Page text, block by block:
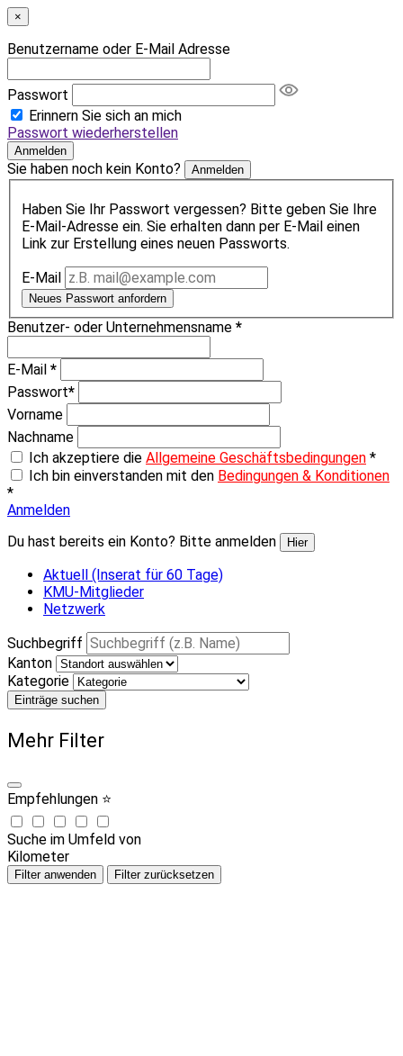
×
Benutzername oder E-Mail Adresse
Passwort
Erinnern Sie sich an mich
Passwort wiederherstellen
Anmelden
Sie haben noch kein Konto? Anmelden
Haben Sie Ihr Passwort vergessen? Bitte geben Sie Ihre
E-Mail-Adresse ein. Sie erhalten dann per E-Mail einen
Link zur Erstellung eines neuen Passworts.
E-Mail
Neues Passwort anfordern
Benutzer- oder Unternehmensname *
E-Mail *
Passwort*
Vorname
Nachname
Ich akzeptiere die Allgemeine Geschäftsbedingungen *
Ich bin einverstanden mit den Bedingungen & Konditionen
*
Anmelden
Du hast bereits ein Konto? Bitte anmelden
Hier
Aktuell (Inserat für 60 Tage)
KMU-Mitglieder
Netzwerk
Suchbegriff
Kanton
Kategorie
Einträge suchen
Mehr Filter
Empfehlungen ⭐
Suche im Umfeld von
Kilometer
Filter anwenden Filter zurücksetzen